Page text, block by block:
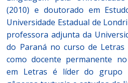
(2010) e doutorado em
Universidade Estadual de
professora adjunta da
do Paraná no curso de
como docente permanente
em Letras é líder do grupo